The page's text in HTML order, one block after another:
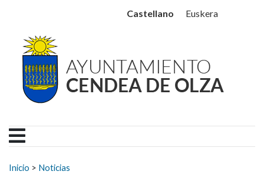
Ayuntamiento Cendea
Castellano Euskera
Buscar:
Inicio > Noticias